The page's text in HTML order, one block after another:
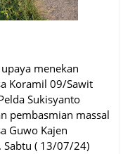
menekan
Koramil 09/Sawit
Sukisyanto
pembasmian massal
Guwo Kajen
Sabtu ( 13/07/24)